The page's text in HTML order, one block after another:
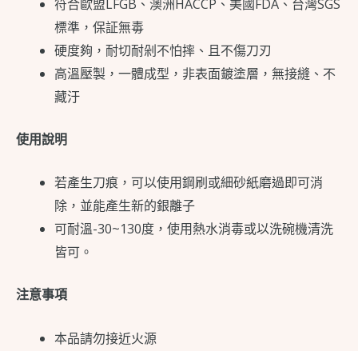
符合歐盟LFGB、澳洲HACCP、美國FDA、台灣SGS
標準，保証無毒
硬度夠，耐切耐剁不怕摔、且不傷刀刃
高溫壓製，一體成型，非表面鍍塗層，無接縫、不
藏汙
使用說明
若產生刀痕，可以使用鋼刷或細砂紙磨過即可消
除，並能產生新的銀離子
可耐溫-30~130度，使用熱水消毒或以洗碗機清洗
皆可。
注意事項
本品請勿接近火源